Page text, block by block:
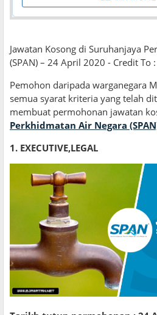
Jawatan Kosong di Suruhanjaya
(SPAN) – 24 April 2020 - Credit To
Pemohon daripada warganegara
semua syarat kriteria yang telah
membuat permohonan jawatan
Perkhidmatan Air Negara
1. EXECUTIVE,LEGAL